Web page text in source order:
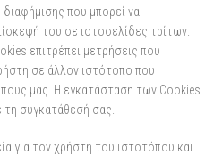
που μπορεί να
του σε ιστοσελίδες τρίτων.
επιτρέπει μετρήσεις που
σε άλλον ιστότοπο που
μας. Η εγκατάσταση των Cookies
συγκατάθεσή σας.
για τον χρήστη του ιστοτόπου και